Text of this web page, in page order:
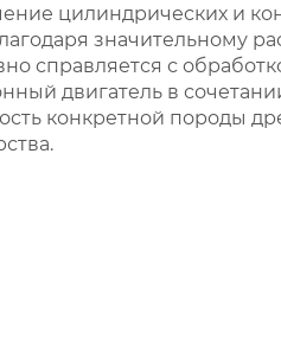
цилиндрических и
значительному
справляется с
двигатель в
конкретной породы